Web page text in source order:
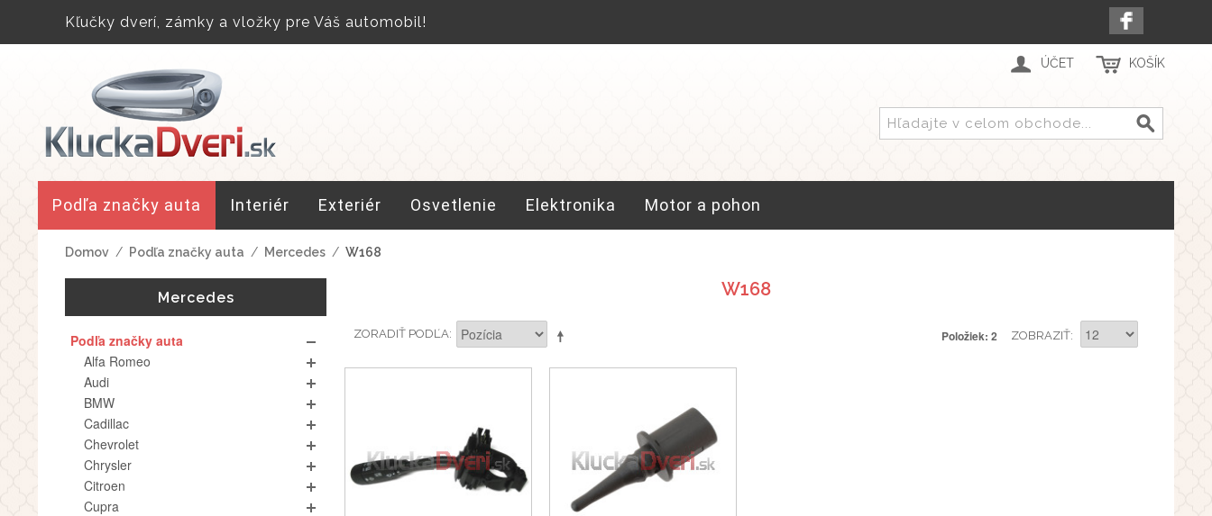
Kľučky dverí, zámky a vložky pre Váš automobil!
ÚČET KOŠÍK
Podľa značky auta Interiér Exteriér Osvetlenie Elektronika Motor a pohon
Domov / Podľa značky auta / Mercedes / W168
W168
ZORADIŤ PODĽA Položiek: 2 ZOBRAZIŤ
Mercedes
Podľa značky auta
Alfa Romeo
Audi
BMW
Cadillac
Chevrolet
Chrysler
Citroen
Cupra